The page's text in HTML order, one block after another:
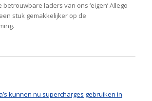
betrouwbare laders van ons ‘eigen’ Allego
stuk gemakkelijker op de
kunnen nu supercharges gebruiken in